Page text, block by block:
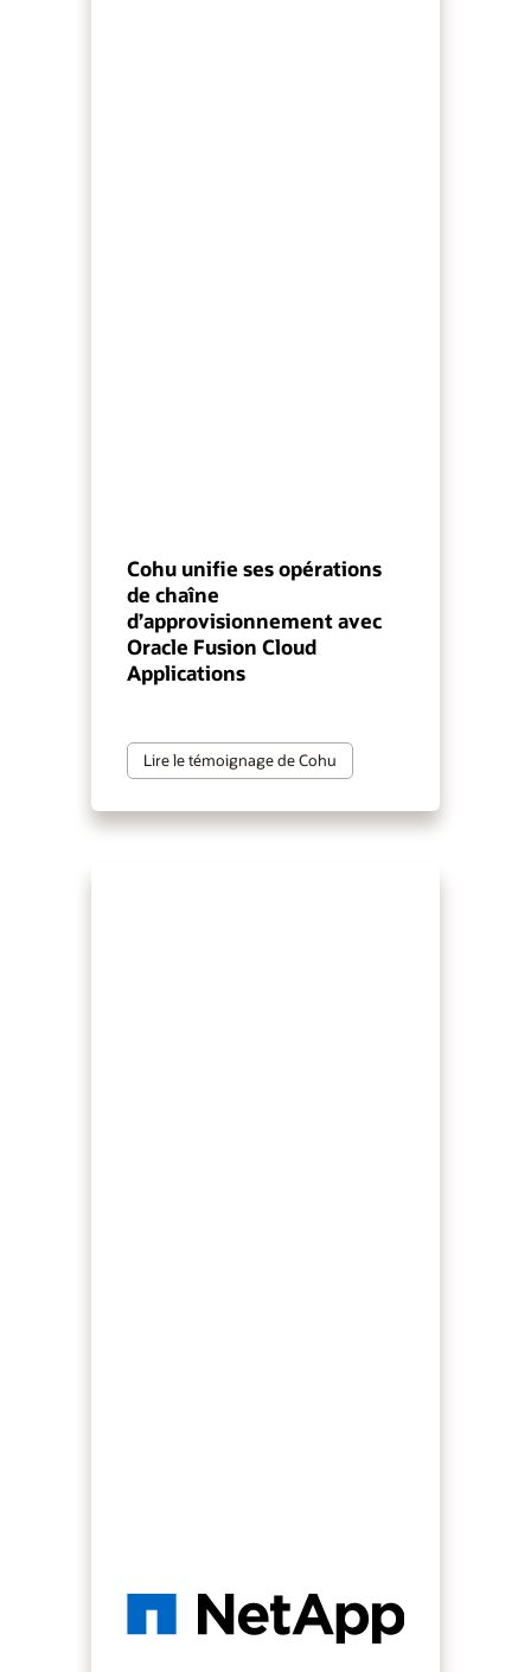
Cohu unifie ses opérations
de chaîne
d’approvisionnement avec
Oracle Fusion Cloud
Applications
Lire le témoignage de Cohu